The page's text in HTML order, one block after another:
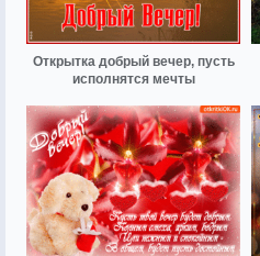
Открытка добрый вечер, пусть
исполнятся мечты